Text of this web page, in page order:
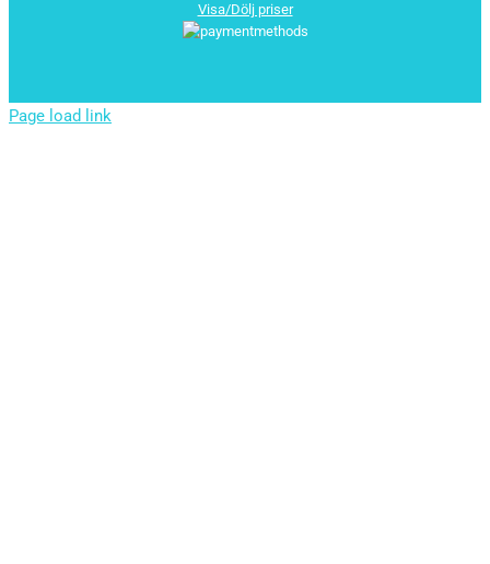
Visa/Dölj priser
Page load link